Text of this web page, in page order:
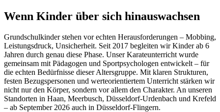
Wenn Kinder über sich hinauswachsen
Grundschulkinder stehen vor echten Herausforderungen – Mobbing,
Leistungsdruck, Unsicherheit. Seit 2017 begleiten wir Kinder ab 6
Jahren durch genau diese Phase. Unser Karateunterricht wurde
gemeinsam mit Pädagogen und Sportpsychologen entwickelt – für
die echten Bedürfnisse dieser Altersgruppe. Mit klaren Strukturen,
festen Bezugspersonen und werteorientiertem Unterricht stärken wir
nicht nur den Körper, sondern vor allem den Charakter. An unseren
Standorten in Haan, Meerbusch, Düsseldorf-Urdenbach und Krefeld
– ab September 2026 auch in Düsseldorf-Flingern.